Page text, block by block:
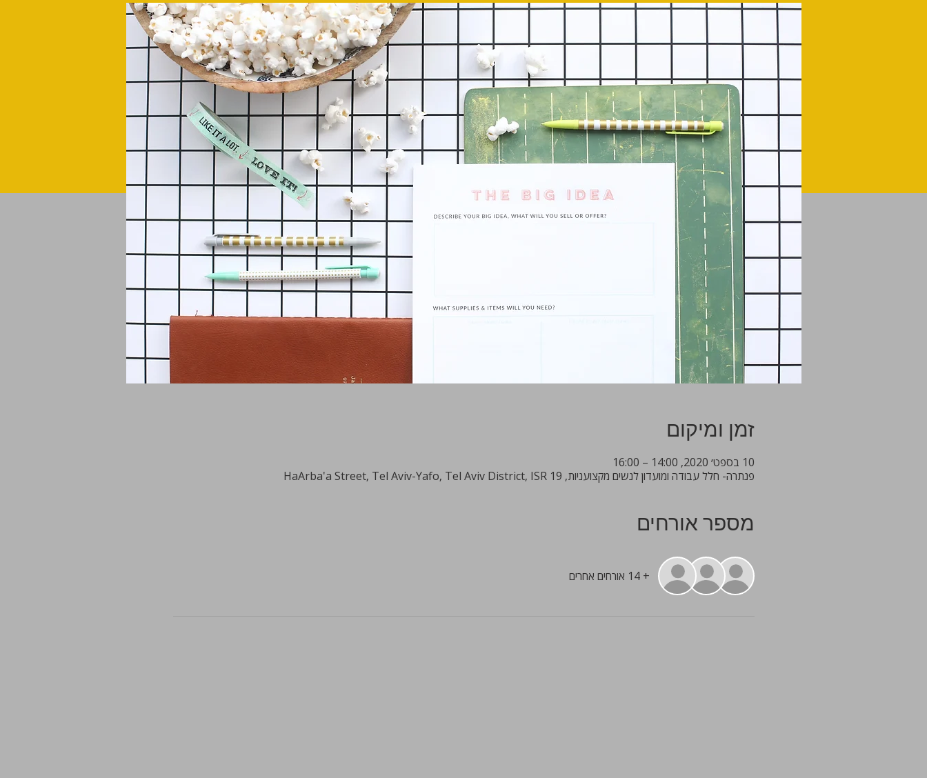
זמן ומיקום
10 בספט׳ 2020, 14:00 – 16:00
פנתרה- חלל עבודה ומועדון לנשים מקצועניות, 19 HaArba'a Street, Tel Aviv-Yafo, Tel Aviv District, ISR
מספר אורחים
+ 14 אורחים אחרים